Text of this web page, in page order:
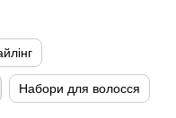
Набори для волосся